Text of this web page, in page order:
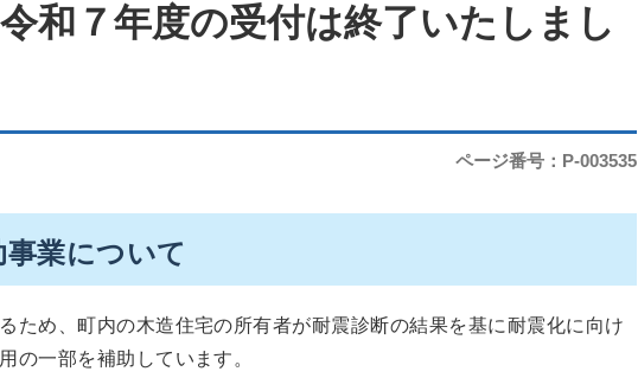
７年度の受付は終了いたしまし
ページ番号：P-003535
業について
ため、町内の木造住宅の所有者が耐震診断の結果を基に耐震化に向け
の一部を補助しています。